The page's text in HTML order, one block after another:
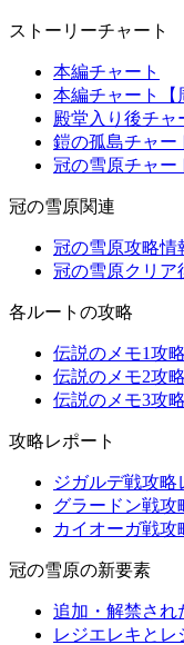
ストーリーチャート
本編チャート
本編チャート【
殿堂入り後チャ
鎧の孤島チャー
冠の雪原チャー
冠の雪原関連
冠の雪原攻略情
冠の雪原クリア
各ルートの攻略
伝説のメモ1攻
伝説のメモ2攻
伝説のメモ3攻
攻略レポート
ジガルデ戦攻略
グラードン戦攻
カイオーガ戦攻
冠の雪原の新要素
追加・解禁され
レジエレキとレ